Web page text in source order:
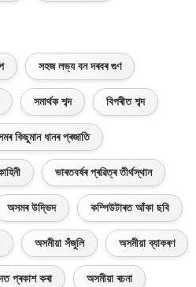
সহজ লভ্য বন দৰবৰ গুণ
সমাৰ্থক শব্দ বিপৰীত শব্দ
কিছুমান ধানৰ প্ৰজাতি
ভাৰতবৰ্ষৰ প্ৰৱিত্ৰ তীৰ্থস্থান
অসমৰ উদ্ভিদ কম্পিউটাৰত আঁকা ছবি
অসমীয়া সঁজুলি অসমীয়া ব্যাকৰণ
প্ৰকাশ কৰা অসমীয়া ৰচনা